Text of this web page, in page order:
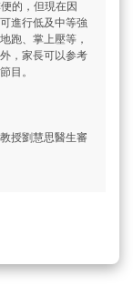
的，但現在因
進行低及中等強
跑、掌上壓等，
，家長可以参考
目。
授劉慧思醫生審